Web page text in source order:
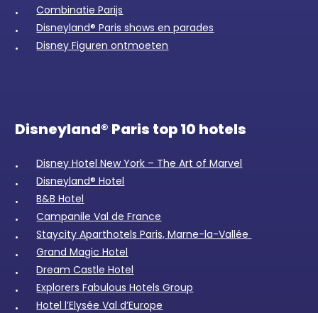
Combinatie Parijs
Disneyland® Paris shows en parades
Disney Figuren ontmoeten
Disneyland® Paris top 10 hotels
Disney Hotel New York – The Art of Marvel
Disneyland® Hotel
B&B Hotel
Campanile Val de France
Staycity Aparthotels Paris, Marne-la-Vallée
Grand Magic Hotel
Dream Castle Hotel
Explorers Fabulous Hotels Group
Hotel l’Elysée Val d’Europe